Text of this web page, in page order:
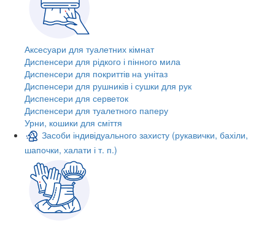
Аксесуари для туалетних кімнат
Диспенсери для рідкого і пінного мила
Диспенсери для покриттів на унітаз
Диспенсери для рушників і сушки для рук
Диспенсери для серветок
Диспенсери для туалетного паперу
Урни, кошики для сміття
Засоби індивідуального захисту (рукавички, бахіли,
шапочки, халати і т. п.)